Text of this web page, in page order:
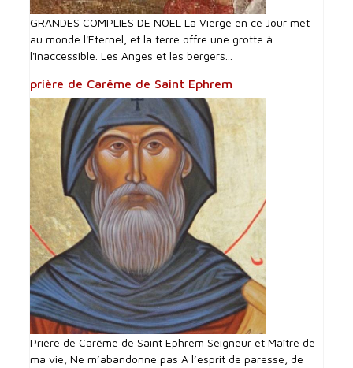
GRANDES COMPLIES DE NOEL La Vierge en ce Jour met
au monde l'Eternel, et la terre offre une grotte à
l'Inaccessible. Les Anges et les bergers...
prière de Carême de Saint Ephrem
Prière de Carême de Saint Ephrem Seigneur et Maître de
ma vie, Ne m’abandonne pas A l’esprit de paresse, de